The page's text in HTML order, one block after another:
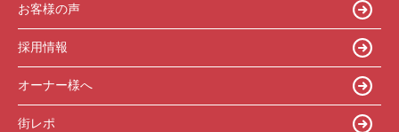
お客様の声
採用情報
オーナー様へ
街レポ